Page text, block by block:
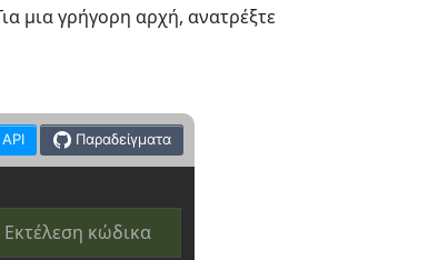
μια γρήγορη αρχή, ανατρέξτε
Παραδείγματα
Εκτέλεση κώδικα